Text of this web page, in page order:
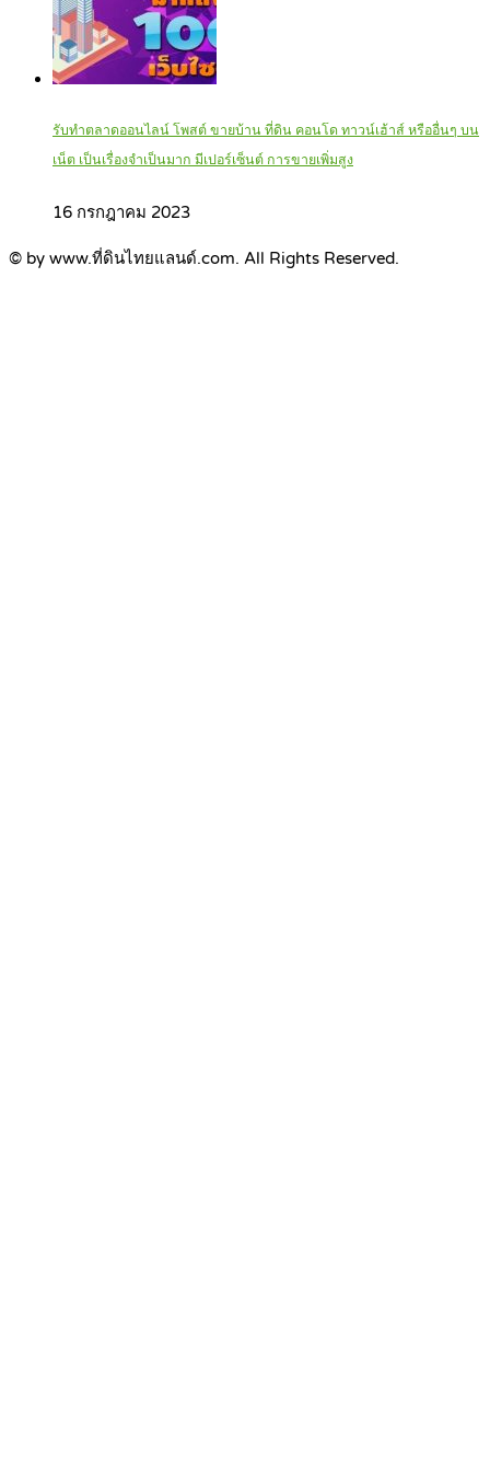
รับทำตลาดออนไลน์ โพสต์ ขายบ้าน ที่ดิน คอนโด ทาวน์เฮ้าส์ หรืออื่นๆ บน
เน็ต เป็นเรื่องจำเป็นมาก มีเปอร์เซ็นต์ การขายเพิ่มสูง
16 กรกฎาคม 2023
© by www.ที่ดินไทยแลนด์.com. All Rights Reserved.